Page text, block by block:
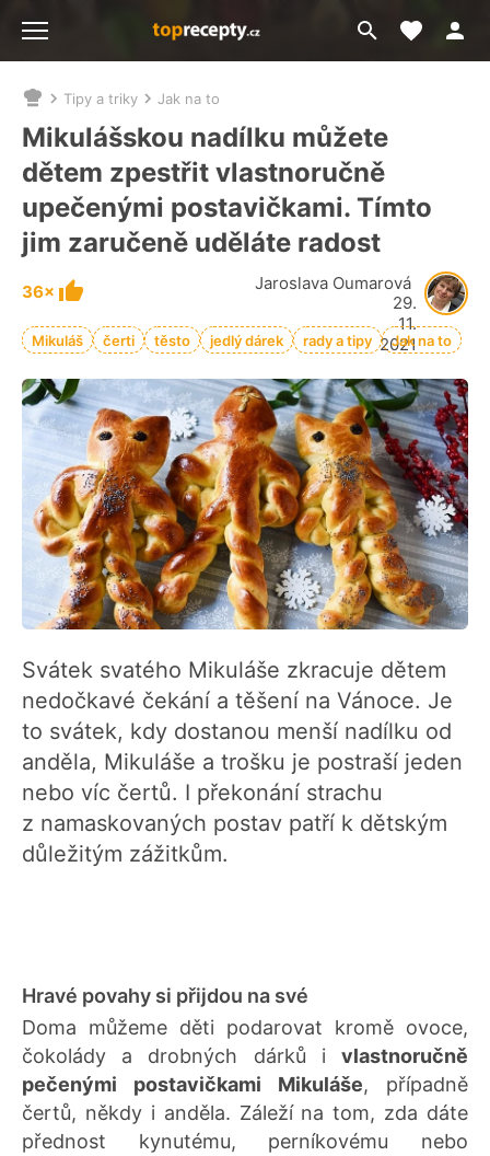
Přejít
na
Moje
Nacházíte
se
zde:
Tipy a triky Jak na to
Mikulášskou nadílku můžete
dětem zpestřit vlastnoručně
upečenými postavičkami. Tímto
jim zaručeně uděláte radost
36×
Jaroslava Oumarová
29.
11.
2021
Mikuláš čerti těsto jedlý dárek rady a tipy Jak na to
Svátek svatého Mikuláše zkracuje dětem
nedočkavé čekání a těšení na Vánoce. Je
to svátek, kdy dostanou menší nadílku od
anděla, Mikuláše a trošku je postraší jeden
nebo víc čertů. I překonání strachu
z namaskovaných postav patří k dětským
důležitým zážitkům.
Hravé povahy si přijdou na své
Doma můžeme děti podarovat kromě ovoce,
čokolády a drobných dárků i vlastnoručně
pečenými postavičkami Mikuláše, případně
čertů, někdy i anděla. Záleží na tom, zda dáte
přednost kynutému, perníkovému nebo